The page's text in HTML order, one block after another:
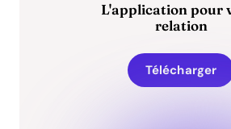
L'application pour
relation
Télécharger